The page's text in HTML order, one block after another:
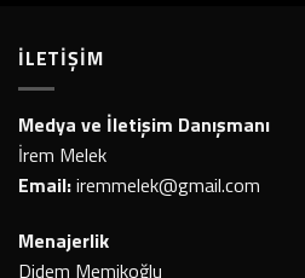
İLETİŞİM
Medya ve İletişim Danışmanı
İrem Melek
Email:iremmelek@gmail.com
Menajerlik
Didem Memikoğlu